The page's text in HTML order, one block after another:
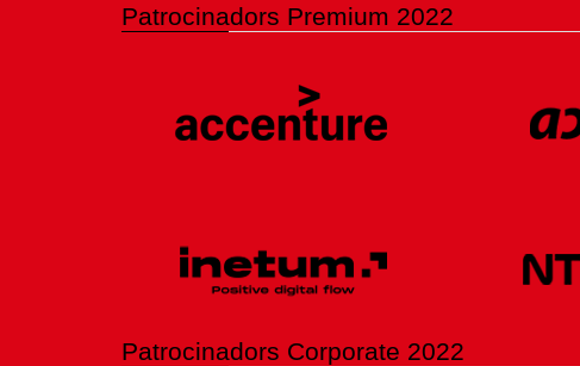
Patrocinadors Premium 2022
Patrocinadors Corporate 2022